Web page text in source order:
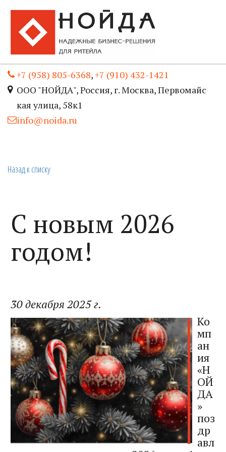
+7 (958) 805-6368,+7 (910) 432-1421
ООО "НОЙДА",Россия, г. Москва,Первомайс
кая улица, 58к1
info@noida.ru
Назад к списку
С новым 2026
годом!
30 декабря 2025 г.
Ко
мп
ан
ия
«Н
ОЙ
ДА
»
поз
др
авл